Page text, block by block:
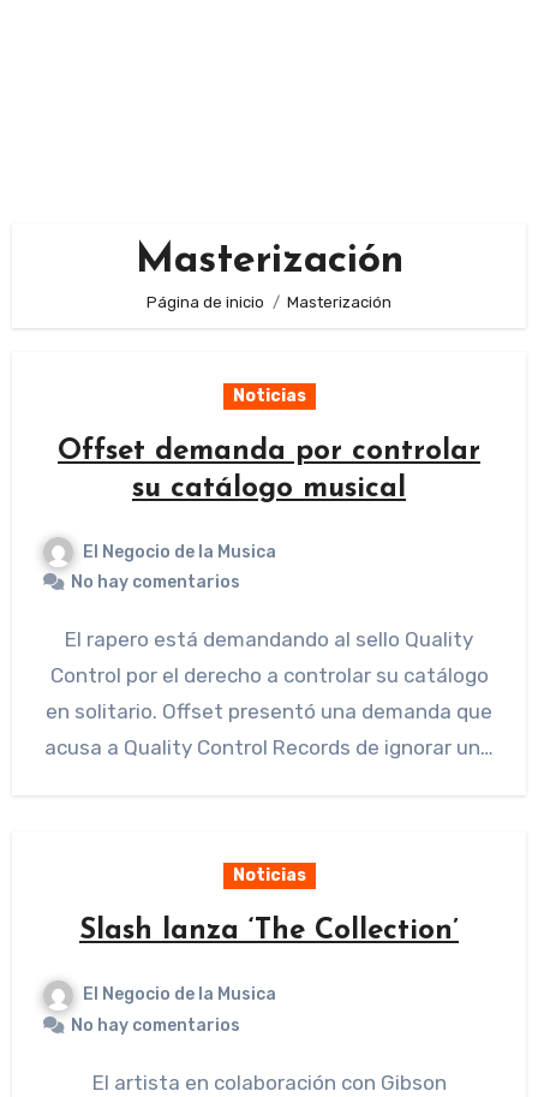
Masterización
Página de inicio Masterización
Noticias
Offset demanda por controlar
su catálogo musical
El Negocio de la Musica
No hay comentarios
El rapero está demandando al sello Quality
Control por el derecho a controlar su catálogo
en solitario. Offset presentó una demanda que
acusa a Quality Control Records de ignorar un…
Noticias
Slash lanza ‘The Collection’
El Negocio de la Musica
No hay comentarios
El artista en colaboración con Gibson